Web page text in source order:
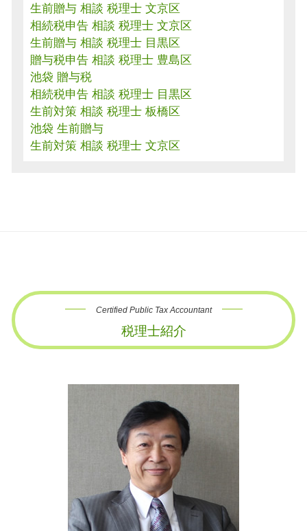
生前贈与 相談 税理士 文京区
相続税申告 相談 税理士 文京区
生前贈与 相談 税理士 目黒区
贈与税申告 相談 税理士 豊島区
池袋 贈与税
相続税申告 相談 税理士 目黒区
生前対策 相談 税理士 板橋区
池袋 生前贈与
生前対策 相談 税理士 文京区
Certified Public Tax Accountant
税理士紹介